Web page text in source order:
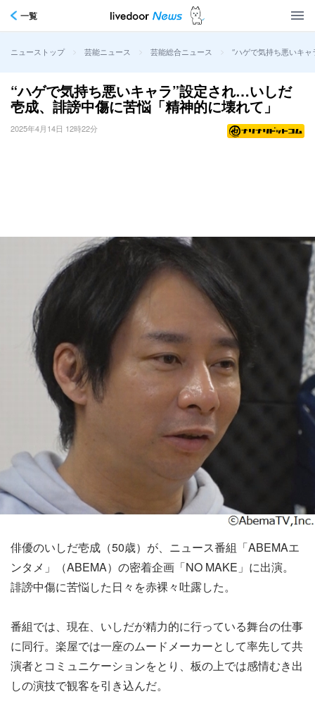
一覧
ニューストップ > 芸能ニュース > 芸能総合ニュース > “ハゲで気持ち悪いキ
“ハゲで気持ち悪いキャラ”設定され…いしだ
壱成、誹謗中傷に苦悩「精神的に壊れて」
2025年4月14日 12時22分
俳優のいしだ壱成（50歳）が、ニュース番組「ABEMAエ
ンタメ」（ABEMA）の密着企画「NO MAKE」に出演。
誹謗中傷に苦悩した日々を赤裸々吐露した。
番組では、現在、いしだが精力的に行っている舞台の仕事
に同行。楽屋では一座のムードメーカーとして率先して共
演者とコミュニケーションをとり、板の上では感情むき出
しの演技で観客を引き込んだ。